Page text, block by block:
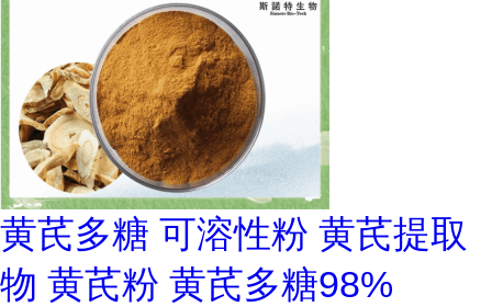
黄芪多糖 可溶性粉 黄芪提取
物 黄芪粉 黄芪多糖98%